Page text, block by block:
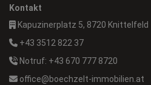
Kontakt
Kapuzinerplatz 5, 8720 Knittelfeld
+43 3512 822 37
Notruf: +43 670 777 8720
office@boechzelt-immobilien.at